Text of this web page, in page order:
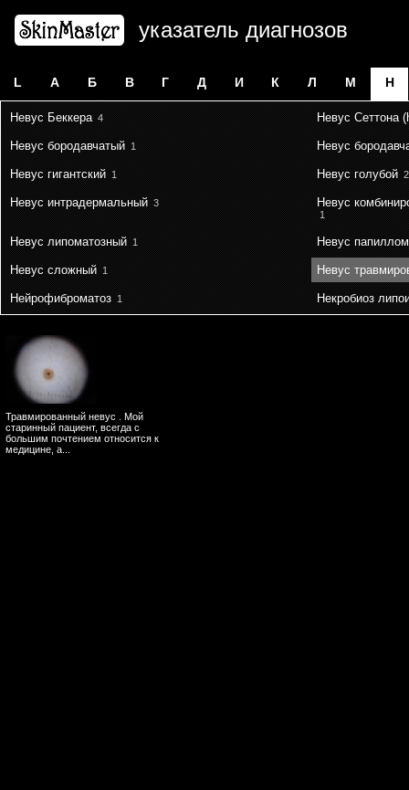
указатель диагнозов
L А Б В Г Д И К Л М Н
Невус Беккера4 Невус Сеттона
Невус бородавчатый1 Невус
Невус гигантский1 Невус голубой2
Невус интрадермальный3 Невус
1
Невус липоматозный1 Невус
Невус сложный1 Невус
Нейрофиброматоз1 Некробиоз
Травмированный невус . Мой
старинный пациент, всегда с
большим почтением относится к
медицине, а...